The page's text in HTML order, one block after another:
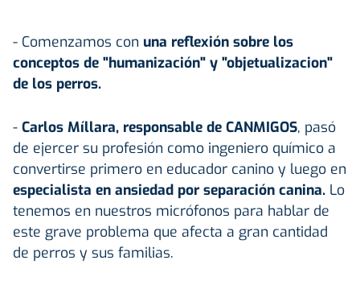
- Comenzamos con una reflexión sobre los
conceptos de "humanización" y "objetualizacion"
de los perros.
- Carlos Míllara, responsable de CANMIGOS, pasó
de ejercer su profesión como ingeniero químico a
convertirse primero en educador canino y luego en
especialista en ansiedad por separación canina. Lo
tenemos en nuestros micrófonos para hablar de
este grave problema que afecta a gran cantidad
de perros y sus familias.